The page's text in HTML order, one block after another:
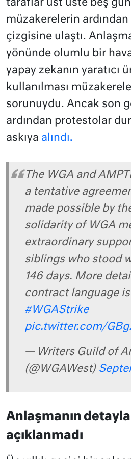
taraflar üst üste beş
müzakerelerin
çizgisine ulaştı.
yönünde olumlu bir
yapay zekanın yaratıcı
kullanılması
sorunuydu. Ancak son
ardından protestolar
askıya alındı.
The WGA and
a tentative
made possible by
solidarity of WGA
extraordinary
siblings who stood
146 days. More
contract language
#WGAStrike
pic.twitter.com/
— Writers Guild of
(@WGAWest)
Anlaşmanın
açıklanmadı